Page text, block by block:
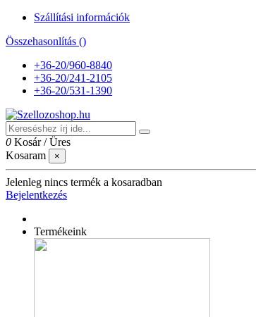
Szállítási információk
Összehasonlítás ()
+36-20/960-8840
+36-20/241-2105
+36-20/531-1390
0 Kosár /Üres
Kosaram
×
Jelenleg nincs termék a kosaradban
Bejelentkezés
Termékeink